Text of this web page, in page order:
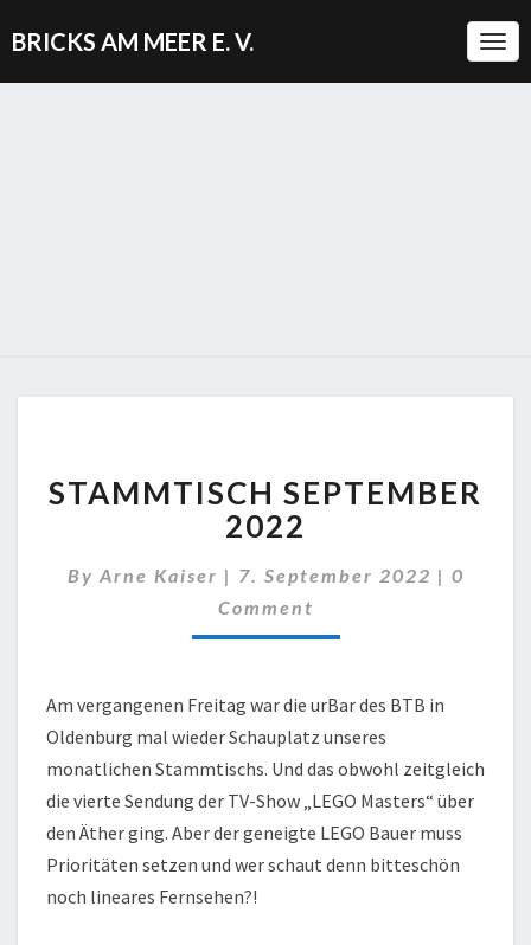
BRICKS AM MEER E. V.
SEPTEMBER
2022
STAMMTISCH SEPTEMBER
2022
By Arne Kaiser | 7. September 2022 | 0
Comment
Am vergangenen Freitag war die urBar des BTB in
Oldenburg mal wieder Schauplatz unseres
monatlichen Stammtischs. Und das obwohl zeitgleich
die vierte Sendung der TV-Show „LEGO Masters“ über
den Äther ging. Aber der geneigte LEGO Bauer muss
Prioritäten setzen und wer schaut denn bitteschön
noch lineares Fernsehen?!